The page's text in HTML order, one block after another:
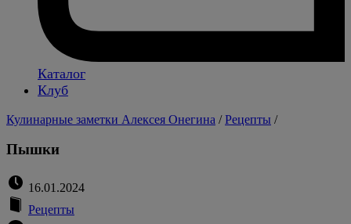
Каталог
Клуб
Кулинарные заметки Алексея Онегина /Рецепты /
Пышки
16.01.2024
Рецепты